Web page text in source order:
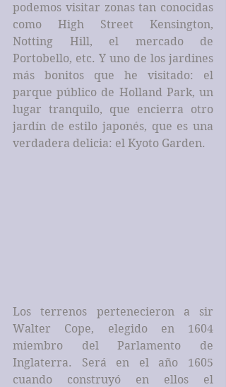
podemos visitar zonas tan conocidas
como High Street Kensington,
Notting Hill, el mercado de
Portobello, etc. Y uno de los jardines
más bonitos que he visitado: el
parque público de Holland Park, un
lugar tranquilo, que encierra otro
jardín de estilo japonés, que es una
verdadera delicia: el Kyoto Garden.
Los terrenos pertenecieron a sir
Walter Cope, elegido en 1604
miembro del Parlamento de
Inglaterra. Será en el año 1605
cuando construyó en ellos el